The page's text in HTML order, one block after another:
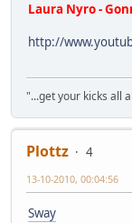
Laura Nyro -
http://
"...get your kicks all
Plottz
4
13-10-2010, 00:04:56
Sway